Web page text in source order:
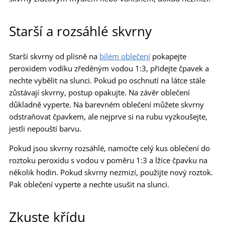
Starší a rozsáhlé skvrny
Starší skvrny od plísně na bílém oblečení pokapejte
peroxidem vodíku zředěným vodou 1:3, přidejte čpavek a
nechte vybělit na slunci. Pokud po oschnutí na látce stále
zůstávají skvrny, postup opakujte. Na závěr oblečení
důkladně vyperte. Na barevném oblečení můžete skvrny
odstraňovat čpavkem, ale nejprve si na rubu vyzkoušejte,
jestli nepouští barvu.
Pokud jsou skvrny rozsáhlé, namočte celý kus oblečení do
roztoku peroxidu s vodou v poměru 1:3 a lžíce čpavku na
několik hodin. Pokud skvrny nezmizí, použijte nový roztok.
Pak oblečení vyperte a nechte usušit na slunci.
Zkuste křídu